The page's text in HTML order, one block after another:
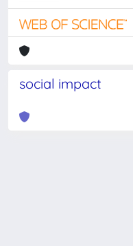
social impact